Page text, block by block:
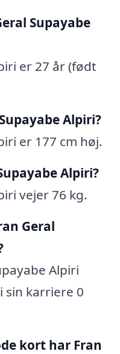
Supayabe
er 27 år (født
Alpiri?
er 177 cm høj.
Alpiri?
vejer 76 kg.
Geral
Alpiri
sin karriere 0
kort har Fran